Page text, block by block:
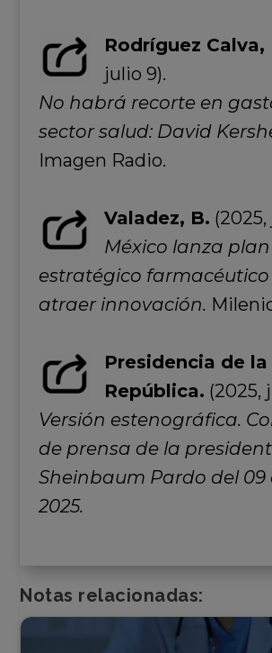
Rodríguez Calva,
julio 9).
No habrá recorte en
sector salud: David
Imagen Radio.
Valadez, B. (2025,
México lanza plan
estratégico
atraer innovación.
Presidencia de la
República. (2025,
Versión estenográfica.
de prensa de la
Sheinbaum Pardo del 09
2025.
Notas relacionadas: